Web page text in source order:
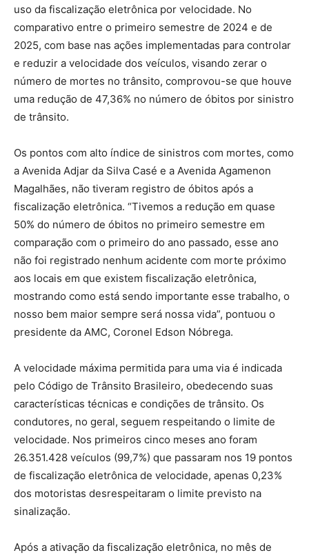
uso da fiscalização eletrônica por velocidade. No
comparativo entre o primeiro semestre de 2024 e de
2025, com base nas ações implementadas para controlar
e reduzir a velocidade dos veículos, visando zerar o
número de mortes no trânsito, comprovou-se que houve
uma redução de 47,36% no número de óbitos por sinistro
de trânsito.
Os pontos com alto índice de sinistros com mortes, como
a Avenida Adjar da Silva Casé e a Avenida Agamenon
Magalhães, não tiveram registro de óbitos após a
fiscalização eletrônica. “Tivemos a redução em quase
50% do número de óbitos no primeiro semestre em
comparação com o primeiro do ano passado, esse ano
não foi registrado nenhum acidente com morte próximo
aos locais em que existem fiscalização eletrônica,
mostrando como está sendo importante esse trabalho, o
nosso bem maior sempre será nossa vida”, pontuou o
presidente da AMC, Coronel Edson Nóbrega.
A velocidade máxima permitida para uma via é indicada
pelo Código de Trânsito Brasileiro, obedecendo suas
características técnicas e condições de trânsito. Os
condutores, no geral, seguem respeitando o limite de
velocidade. Nos primeiros cinco meses ano foram
26.351.428 veículos (99,7%) que passaram nos 19 pontos
de fiscalização eletrônica de velocidade, apenas 0,23%
dos motoristas desrespeitaram o limite previsto na
sinalização.
Após a ativação da fiscalização eletrônica, no mês de